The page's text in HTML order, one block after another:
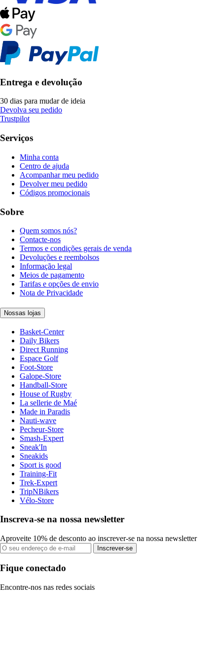
Entrega e devolução
30 dias para mudar de ideia
Devolva seu pedido
Trustpilot
Serviços
Minha conta
Centro de ajuda
Acompanhar meu pedido
Devolver meu pedido
Códigos promocionais
Sobre
Quem somos nós?
Contacte-nos
Termos e condições gerais de venda
Devoluções e reembolsos
Informação legal
Meios de pagamento
Tarifas e opções de envio
Nota de Privacidade
Nossas lojas
Basket-Center
Daily Bikers
Direct Running
Espace Golf
Foot-Store
Galope-Store
Handball-Store
House of Rugby
La sellerie de Maé
Made in Paradis
Nauti-wave
Pecheur-Store
Smash-Expert
Sneak'In
Sneakids
Sport is good
Training-Fit
Trek-Expert
TripNBikers
Vélo-Store
Inscreva-se na nossa newsletter
Aproveite 10% de desconto ao inscrever-se na nossa newsletter
Inscrever-se
Fique conectado
Encontre-nos nas redes sociais